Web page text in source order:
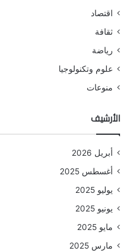
اقتصاد
ثقافة
رياضة
علوم وتكنولوجيا
منوعات
الأرشيف
أبريل 2026
أغسطس 2025
يوليو 2025
يونيو 2025
مايو 2025
مارس 2025